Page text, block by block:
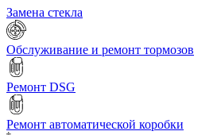
Замена стекла
Обслуживание и ремонт тормозов
Ремонт DSG
Ремонт автоматической коробки